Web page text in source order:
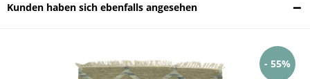
Kunden haben sich ebenfalls angesehen
- 55%